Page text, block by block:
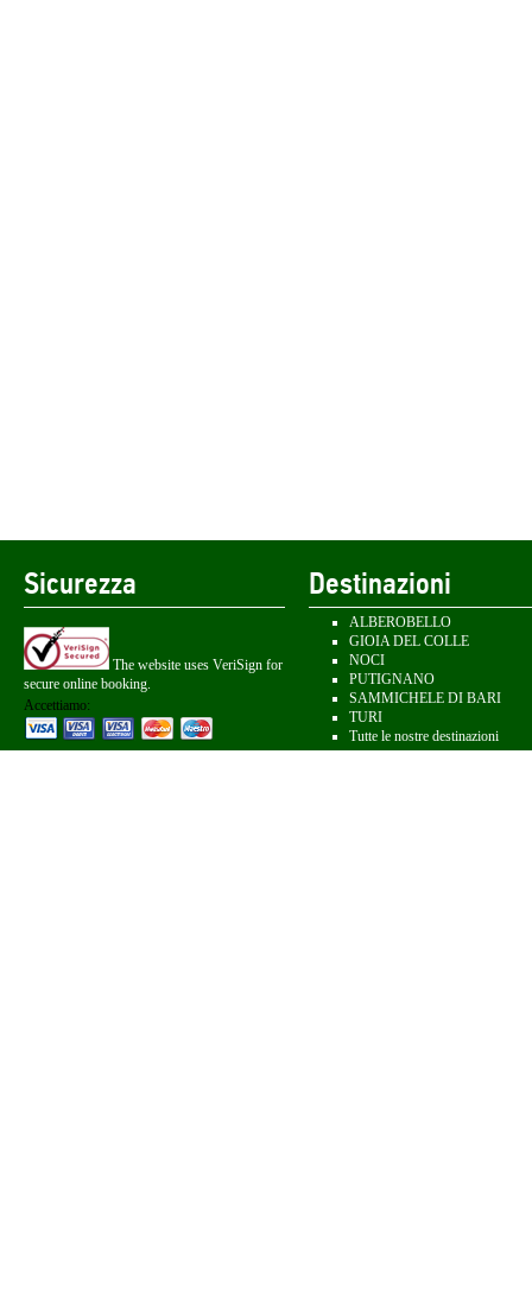
Sicurezza
The website uses VeriSign for
secure online booking.
Accettiamo:
Destinazioni
ALBEROBELLO
GIOIA DEL COLLE
NOCI
PUTIGNANO
SAMMICHELE DI BARI
TURI
Tutte le nostre destinazioni